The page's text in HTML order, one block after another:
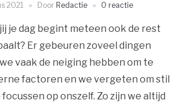
2021 Door Redactie 0 reactie
je dag begint meteen ook de rest
Er gebeuren zoveel dingen
vaak de neiging hebben om te
factoren en we vergeten om stil
op onszelf. Zo zijn we altijd